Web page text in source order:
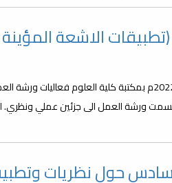
الاشعة
ختُتمت يوم الخميس 03 نوفمبر 2022م بمكتبة كلية
ورشة العمل الى جزئين عملي ونظري.
حول نظريات